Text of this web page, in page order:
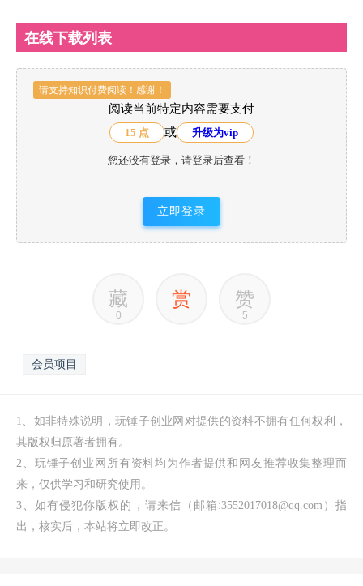
在线下载列表
请支持知识付费阅读！感谢！
阅读当前特定内容需要支付
15 点 或 升级为vip
您还没有登录，请登录后查看！
立即登录
藏
0
赏 赞
5
会员项目
1、如非特殊说明，玩锤子创业网对提供的资料不拥有任何权利，
其版权归原著者拥有。
2、玩锤子创业网所有资料均为作者提供和网友推荐收集整理而
来，仅供学习和研究使用。
3、如有侵犯你版权的，请来信（邮箱:3552017018@qq.com）指
出，核实后，本站将立即改正。